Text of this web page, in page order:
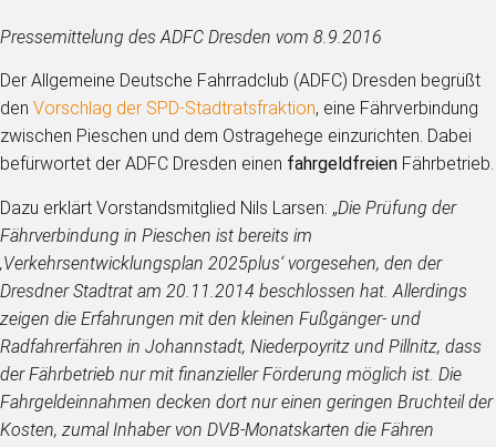
Pressemittelung des ADFC Dresden vom 8.9.2016
Der Allgemeine Deutsche Fahrradclub (ADFC) Dresden begrüßt
den Vorschlag der SPD-Stadtratsfraktion, eine Fährverbindung
zwischen Pieschen und dem Ostragehege einzurichten. Dabei
befürwortet der ADFC Dresden einen fahrgeldfreien Fährbetrieb.
Dazu erklärt Vorstandsmitglied Nils Larsen: „Die Prüfung der
Fährverbindung in Pieschen ist bereits im
‚Verkehrsentwicklungsplan 2025plus‘ vorgesehen, den der
Dresdner Stadtrat am 20.11.2014 beschlossen hat. Allerdings
zeigen die Erfahrungen mit den kleinen Fußgänger- und
Radfahrerfähren in Johannstadt, Niederpoyritz und Pillnitz, dass
der Fährbetrieb nur mit finanzieller Förderung möglich ist. Die
Fahrgeldeinnahmen decken dort nur einen geringen Bruchteil der
Kosten, zumal Inhaber von DVB-Monatskarten die Fähren